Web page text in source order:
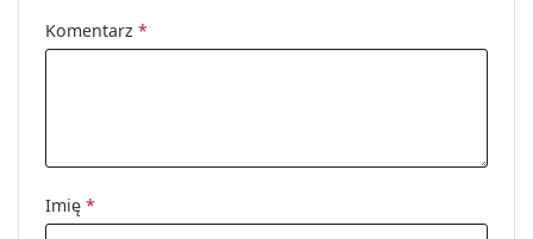
Akcesoria
Płeć:
Męskie
Komentarz *
Imię *